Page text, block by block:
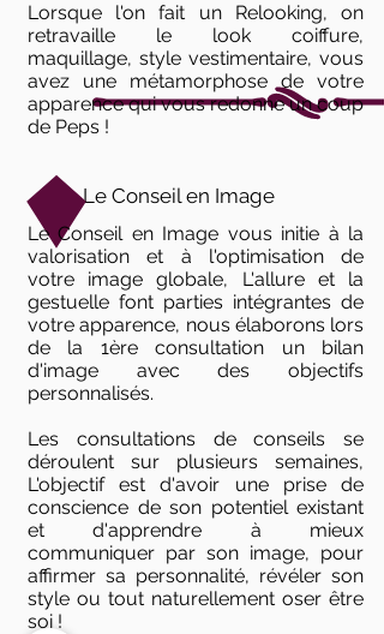
Lorsque l'on fait un Relooking, on
retravaille le look coiffure,
maquillage, style vestimentaire, vous
avez une métamorphose de votre
apparence qui vous redonne un coup
de Peps !
Le Conseil en Image
Le Conseil en Image vous initie à la
valorisation et à l'optimisation de
votre image globale, L'allure et la
gestuelle font parties intégrantes de
votre apparence, nous élaborons lors
de la 1ère consultation un bilan
d'image avec des objectifs
personnalisés.
Les consultations de conseils se
déroulent sur plusieurs semaines,
L'objectif est d'avoir une prise de
conscience de son potentiel existant
et d'apprendre à mieux
communiquer par son image, pour
affirmer sa personnalité, révéler son
style ou tout naturellement oser être
soi !